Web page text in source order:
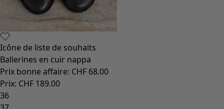
Icône de liste de souhaits
Ballerines en cuir nappa
Prix bonne affaire: CHF 68.00
Prix: CHF 189.00
36